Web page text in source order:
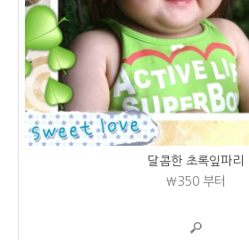
달콤한 초록잎파리
₩350부터